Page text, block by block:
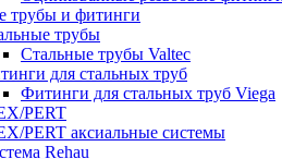
трубы и фитинги
трубы
Стальные трубы Valtec
для стальных труб
Фитинги для стальных труб Viega
PERT
PERT аксиальные системы
Rehau